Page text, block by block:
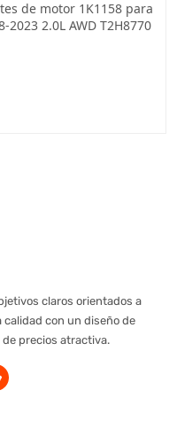
de motor 1K1158 para
2023 2.0L AWD T2H8770
claros orientados a
calidad con un diseño de
precios atractiva.